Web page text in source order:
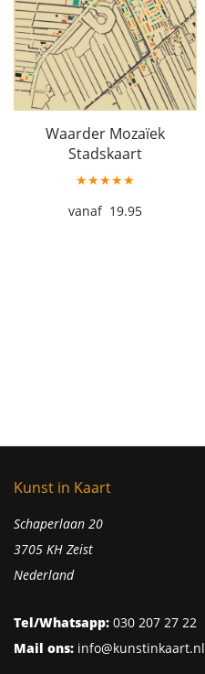
Waarder Mozaïek
Stadskaart
★★★★★
19.95
Kunst in Kaart
Schaperlaan 20
3705 KH Zeist
Nederland
Tel/Whatsapp: 030 207 27 22
Mail ons: info@kunstinkaart.nl